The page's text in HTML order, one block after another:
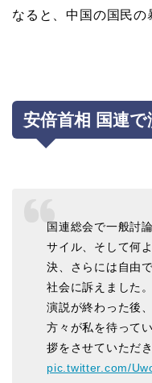
なると、中国の国民の
安倍首相 国連
国連総会で一般討
サイル、そして何
決、さらには自由
社会に訴えました。
演説が終わった後
方々が私を待って
拶をさせていただき
pic.twitter.com/